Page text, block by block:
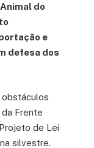
do
e
defesa dos
obstáculos
Frente
de Lei
silvestre.